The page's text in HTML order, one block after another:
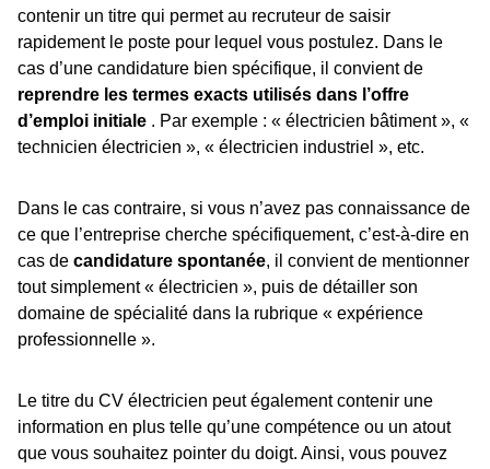
contenir un titre qui permet au recruteur de saisir
rapidement le poste pour lequel vous postulez. Dans le
cas d’une candidature bien spécifique, il convient de
reprendre les termes exacts utilisés dans l’offre
d’emploi initiale . Par exemple : « électricien bâtiment », «
technicien électricien », « électricien industriel », etc.
Dans le cas contraire, si vous n’avez pas connaissance de
ce que l’entreprise cherche spécifiquement, c’est-à-dire en
cas de candidature spontanée, il convient de mentionner
tout simplement « électricien », puis de détailler son
domaine de spécialité dans la rubrique « expérience
professionnelle ».
Le titre du CV électricien peut également contenir une
information en plus telle qu’une compétence ou un atout
que vous souhaitez pointer du doigt. Ainsi, vous pouvez